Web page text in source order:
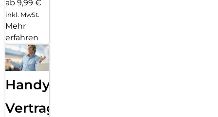
ab 9,99 €
inkl. MwSt.
Mehr
erfahren
Handy
Vertragsabwicklung